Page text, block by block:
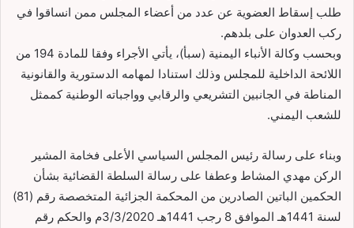
طلب إسقاط العضوية عن عدد من أعضاء المجلس ممن انساقوا في
ركب العدوان على بلدهم.
وبحسب وكالة الأنباء اليمنية (سبأ)، يأتي الأجراء وفقا للمادة 194 من
اللائحة الداخلية للمجلس وذلك استنادا لمهامه الدستورية والقانونية
المناطة في الجانبين التشريعي والرقابي وواجباته الوطنية كممثل
للشعب اليمني.
وبناء على رسالة رئيس المجلس السياسي الأعلى فخامة المشير
الركن مهدي المشاط وعطفا على رسالة السلطة القضائية بشأن
الحكمين الباتين الصادرين من المحكمة الجزائية المتخصصة رقم (81)
لسنة 1441هـ الموافق 8 رجب 1441هـ 3/3/2020م والحكم رقم